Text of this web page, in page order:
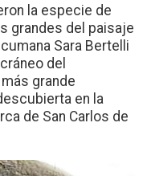
la especie de
grandes del paisaje
Sara Bertelli
del
grande
en la
de San Carlos de